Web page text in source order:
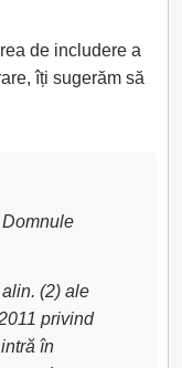
de includere a
îți sugerăm să
Domnule
(2) ale
privind
în